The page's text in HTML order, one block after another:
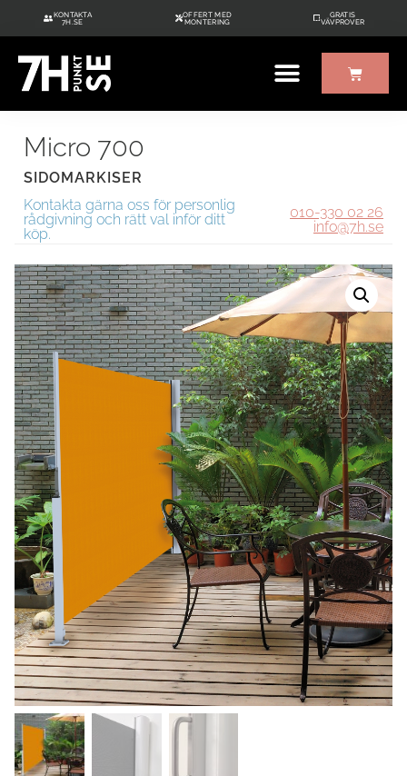
KONTAKTA
7H.SE
OFFERT MED
MONTERING
GRATIS
VÄVPROVER
Micro 700
SIDOMARKISER
Kontakta gärna oss för personlig
rådgivning och rätt val inför ditt
köp.
010-330 02 26
info@7h.se